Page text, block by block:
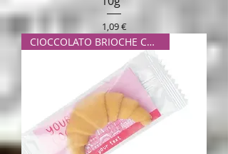
Prezzo
1,09 €
CIOCCOLATO BRIOCHE CORNETTO